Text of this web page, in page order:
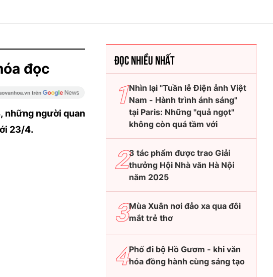
đọc
những người quan
23/4.
ĐỌC NHIỀU NHẤT
Nhìn lại "Tuần lễ Điện ảnh Việt
Nam - Hành trình ánh sáng"
tại Paris: Những "quả ngọt"
không còn quá tầm với
3 tác phẩm được trao Giải
thưởng Hội Nhà văn Hà Nội
năm 2025
Mùa Xuân nơi đảo xa qua đôi
mắt trẻ thơ
Phố đi bộ Hồ Gươm - khi văn
hóa đồng hành cùng sáng tạo